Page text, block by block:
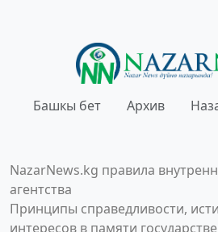
Башкы бет Архив
NazarNews.kg правила
агентства
Принципы справедливости,
интересов в памяти